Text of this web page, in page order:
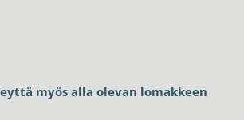
myös alla olevan lomakkeen